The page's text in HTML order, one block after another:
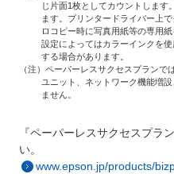
じ片面1枚としてカウントします
ます。プリンタードライバー上
ロコピー時に写真用紙等の専用
設定によってはカラーインクを
する場合があります。
（注）ペーパーレスサクセスプラン
ユニット、ネットワーク機能増
ません。
『ペーパーレスサクセスプラ
い。
www.epson.jp/products/